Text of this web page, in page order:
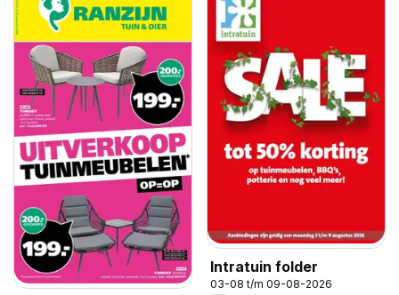
Intratuin folder
03-08 t/m 09-08-2026